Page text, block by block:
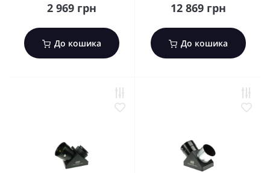
2 969 грн
До кошика
12 869 грн
До кошика